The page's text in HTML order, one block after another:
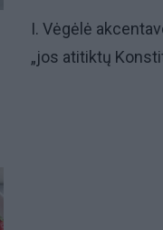
I. Vėgėlė
„jos atitiktų